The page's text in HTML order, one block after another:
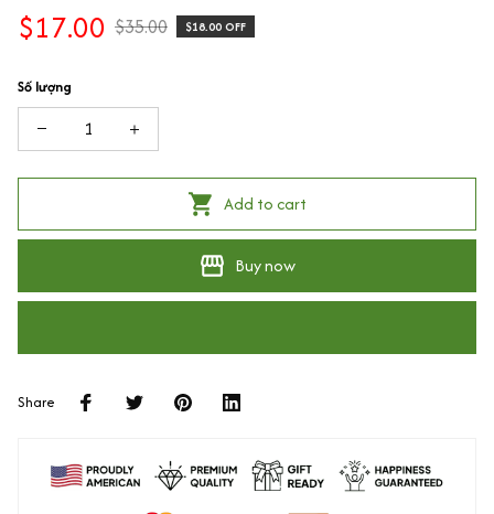
$17.00 $35.00 $18.00 OFF
Số lượng
Add to cart
Buy now
Share